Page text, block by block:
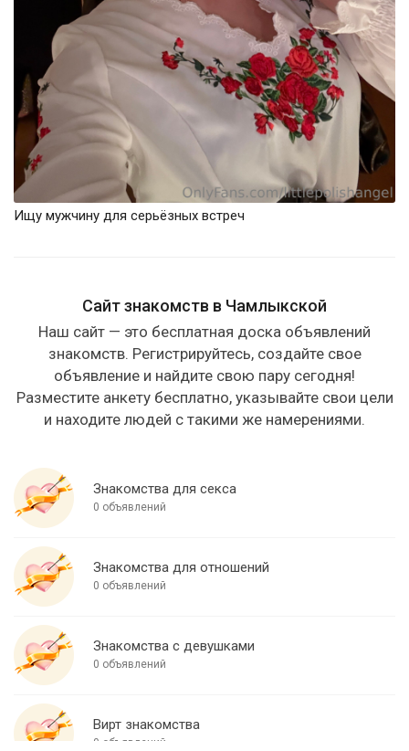
Ищу мужчину для серьёзных встреч
Сайт знакомств в Чамлыкской
Наш сайт — это бесплатная доска объявлений
знакомств. Регистрируйтесь, создайте свое
объявление и найдите свою пару сегодня!
Разместите анкету бесплатно, указывайте свои цели
и находите людей с такими же намерениями.
Знакомства для секса
0 объявлений
Знакомства для отношений
0 объявлений
Знакомства с девушками
0 объявлений
Вирт знакомства
0 объявлений